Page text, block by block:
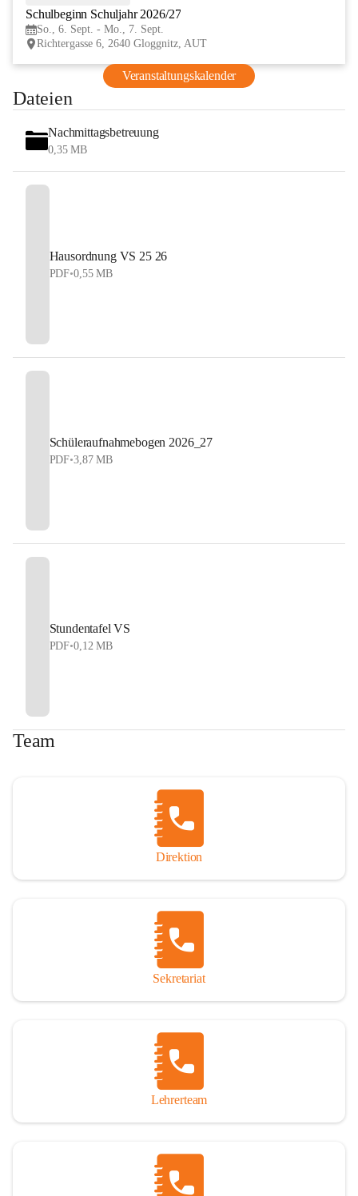
Schulbeginn Schuljahr 2026/27
So., 6. Sept. - Mo., 7. Sept.
Richtergasse 6, 2640 Gloggnitz, AUT
Veranstaltungskalender
Dateien
Nachmittagsbetreuung
0,35 MB
Hausordnung VS 25 26
PDF•0,55 MB
Schüleraufnahmebogen 2026_27
PDF•3,87 MB
Stundentafel VS
PDF•0,12 MB
Team
Direktion
Sekretariat
Lehrerteam